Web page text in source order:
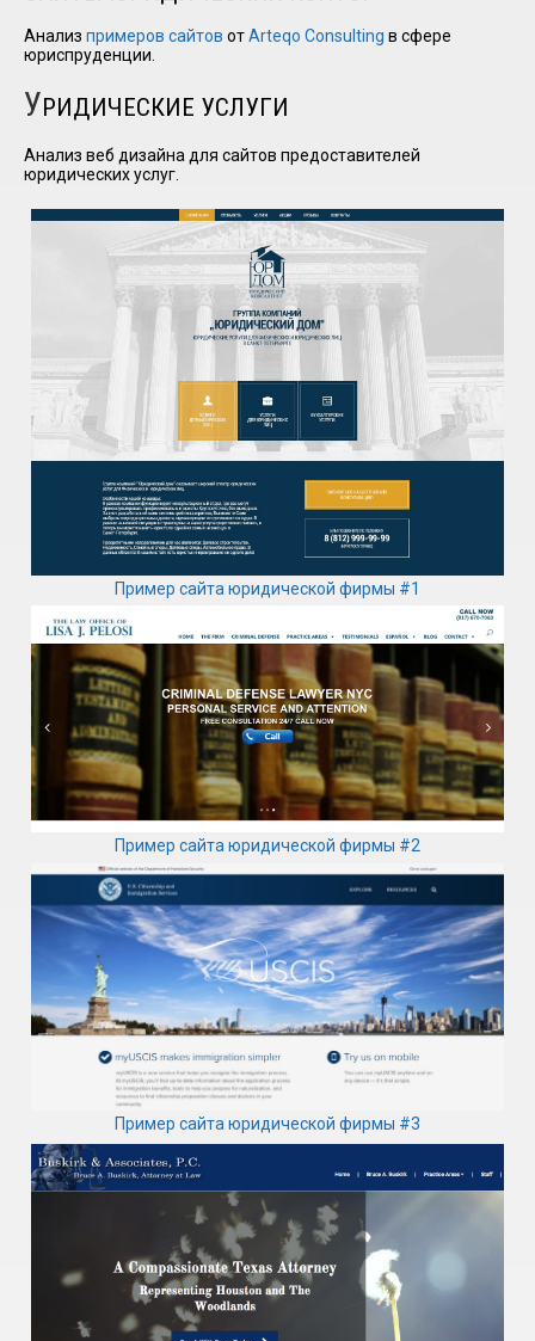
I have
read and
accept the
conditions
Анализ примеров сайтов отArteqo Consulting в сфере
юриспруденции.
УРИДИЧЕСКИЕ УСЛУГИ
Анализ веб дизайна для сайтов предоставителей
юридических услуг.
Пример сайта юридической фирмы #1
Пример сайта юридической фирмы #2
Пример сайта юридической фирмы #3